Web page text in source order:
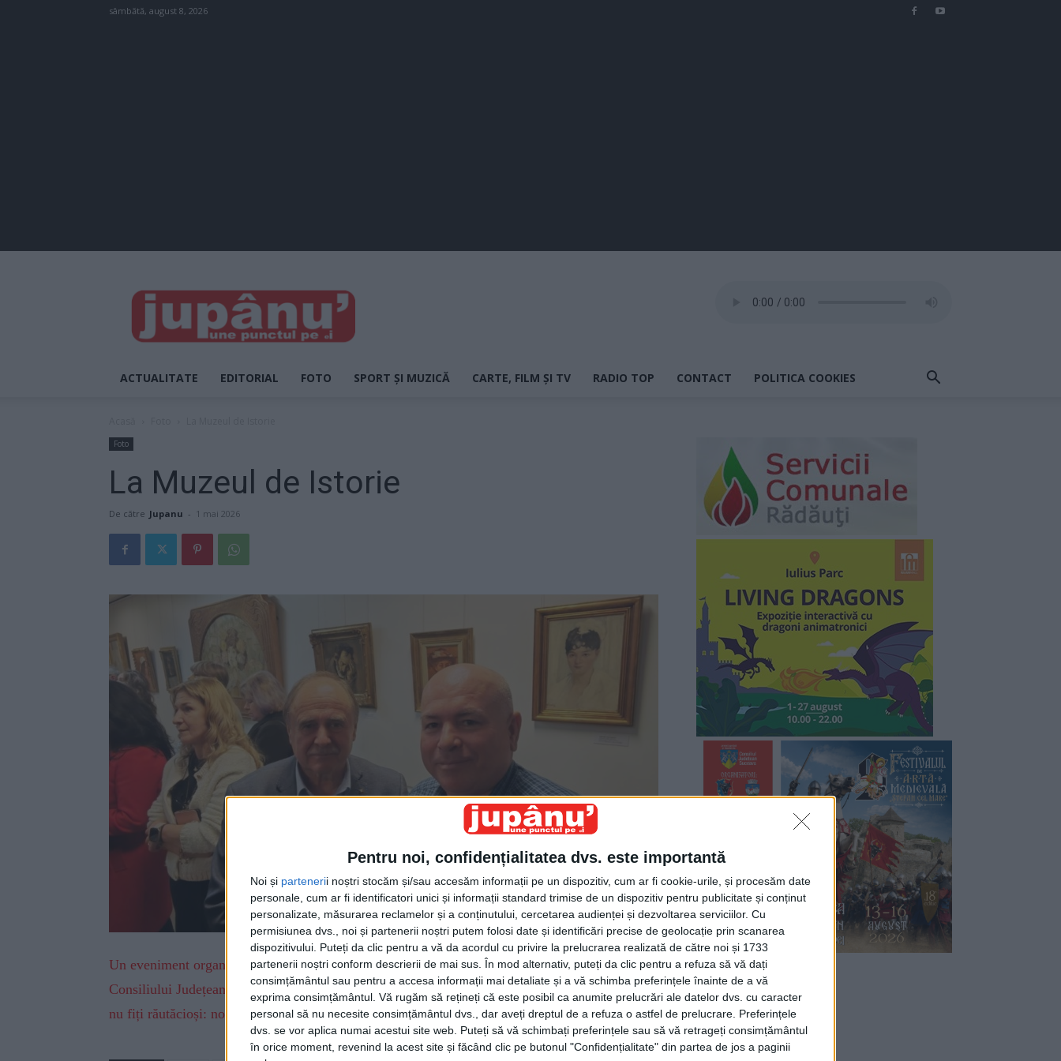
Pentru noi, confidențialitatea dvs. este importantă
Noi și partenerii noștri stocăm și/sau accesăm informații pe un dispozitiv, cum ar fi cookie-urile, și procesăm date
personale, cum ar fi identificatori unici și informații standard trimise de un dispozitiv pentru publicitate și conținut
personalizate, măsurarea reclamelor și a conținutului, cercetarea audienței și dezvoltarea serviciilor. Cu
permisiunea dvs., noi și partenerii noștri putem folosi date și identificări precise de geolocație prin scanarea
dispozitivului. Puteți da clic pentru a vă da acordul cu privire la prelucrarea realizată de către noi și 1733
partenerii noștri conform descrierii de mai sus. În mod alternativ, puteți da clic pentru a refuza să vă dați
consimțământul sau pentru a accesa informații mai detaliate și a vă schimba preferințele înainte de a vă
exprima consimțământul. Vă rugăm să rețineți că este posibil ca anumite prelucrări ale datelor dvs. cu caracter
personal să nu necesite consimțământul dvs., dar aveți dreptul de a refuza o astfel de prelucrare. Preferințele
dvs. se vor aplica numai acestui site web. Puteți să vă schimbați preferințele sau să vă retrageți consimțământul
în orice moment, revenind la acest site și făcând clic pe butonul "Confidențialitate" din partea de jos a paginii
sâmbătă, august 8, 2026
JUPÂNU'
ACTUALITATE EDITORIAL FOTO SPORT ȘI MUZICĂ CARTE, FILM ȘI TV RADIO TOP CONTACT POLITICA COOKIES
Foto
La Muzeul de Istorie
De către Jupanu - 1 mai 2026
Un eveniment organizat la Muzeul de Istorie i-a adus împreună pe fostul vicepreședinte al
Consiliului Județean Suceava Niculai Barbă și pe fostul prefect Iulian Cimpoeșu: ”Vă rugăm să
nu fiți răutăcioși: noi nu sîntem istorie, ci sîntem la Muzeul de Istorie”.